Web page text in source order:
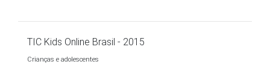
TIC Kids Online Brasil - 2015
Crianças e adolescentes